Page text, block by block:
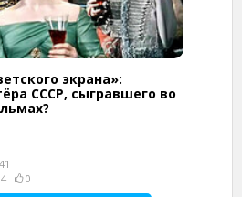
экрана»:
СССР, сыгравшего во
0